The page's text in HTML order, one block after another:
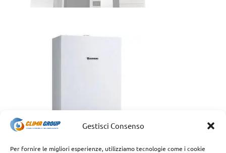
Gestisci Consenso
Per fornire le migliori esperienze, utilizziamo tecnologie come i cookie